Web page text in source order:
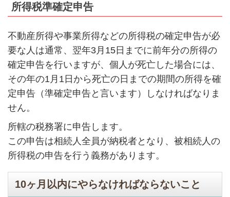
所得税準確定申告
不動産所得や事業所得などの所得税の確定申告が必
要な人は通常、翌年3月15日までに前年分の所得の
確定申告を行いますが、個人が死亡した場合には、
その年の1月1日から死亡の日までの期間の所得を確
定申告（準確定申告と言います）しなければなりま
せん。
所轄の税務署に申告します。
この申告は相続人全員が納税者となり、被相続人の
所得税の申告を行う義務があります。
10ヶ月以内にやらなければならないこと